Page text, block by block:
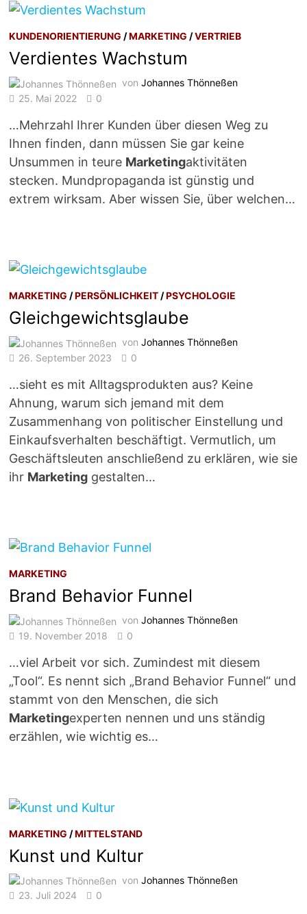
KUNDENORIENTIERUNG /MARKETING /VERTRIEB
Verdientes Wachstum
vonJohannes Thönneßen
25. Mai 2022
0
…Mehrzahl Ihrer Kunden über diesen Weg zu
Ihnen finden, dann müssen Sie gar keine
Unsummen in teure Marketingaktivitäten
stecken. Mundpropaganda ist günstig und
extrem wirksam. Aber wissen Sie, über welchen…
MARKETING /PERSÖNLICHKEIT /PSYCHOLOGIE
Gleichgewichtsglaube
vonJohannes Thönneßen
26. September 2023
0
…sieht es mit Alltagsprodukten aus? Keine
Ahnung, warum sich jemand mit dem
Zusammenhang von politischer Einstellung und
Einkaufsverhalten beschäftigt. Vermutlich, um
Geschäftsleuten anschließend zu erklären, wie sie
ihr Marketing gestalten…
MARKETING
Brand Behavior Funnel
vonJohannes Thönneßen
19. November 2018
0
…viel Arbeit vor sich. Zumindest mit diesem
„Tool“. Es nennt sich „Brand Behavior Funnel“ und
stammt von den Menschen, die sich
Marketingexperten nennen und uns ständig
erzählen, wie wichtig es…
MARKETING /MITTELSTAND
Kunst und Kultur
vonJohannes Thönneßen
23. Juli 2024
0